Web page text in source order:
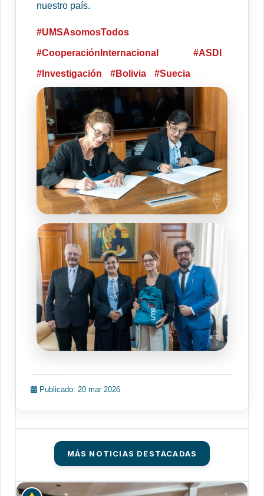
nuestro país.
#UMSAsomosTodos
#CooperaciónInternacional #ASDI
#Investigación #Bolivia #Suecia
Publicado: 20 mar 2026
MÁS NOTICIAS DESTACADAS